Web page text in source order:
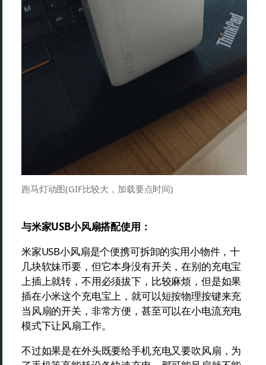
跑马灯动图(GIF比较大，加载要点时间)
与米家USB小风扇搭配使用：
米家USB小风扇是个便携可拆卸的实用小物件，十
几块软妹币要，但它本身没有开关，在别的充电宝
上插上就转，不用必须拔下，比较麻烦，但是如果
插在小米这个充电宝上，就可以短按物理按键来充
当风扇的开关，非常方便，甚至可以在小电流充电
模式下让风扇工作。
不过如果是在外头既要给手机充电又要吹风扇，为